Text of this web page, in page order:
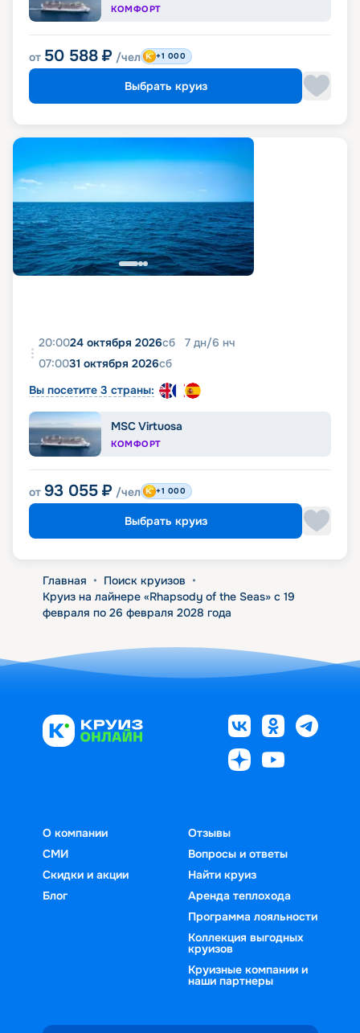
КОМФОРТ
от 50 588 ₽ /чел +1 000
Выбрать круиз
20:0024 октября 2026сб 7 дн/6 нч
07:0031 октября 2026сб
Вы посетите 3 страны:
MSC Virtuosa
КОМФОРТ
от 93 055 ₽ /чел +1 000
Выбрать круиз
Главная • Поиск круизов •
Круиз на лайнере «Rhapsody of the Seas» с 19
февраля по 26 февраля 2028 года
О компании
СМИ
Скидки и акции
Блог
Отзывы
Вопросы и ответы
Найти круиз
Аренда теплохода
Программа лояльности
Коллекция выгодных
круизов
Круизные компании и
наши партнеры